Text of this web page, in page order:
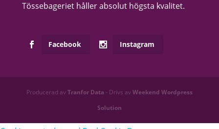
Tössebageriet håller absolut högsta kvalitet.
Facebook Instagram
Producerad avTranfor Data - Drivs avWeekend Wordpress
Solution